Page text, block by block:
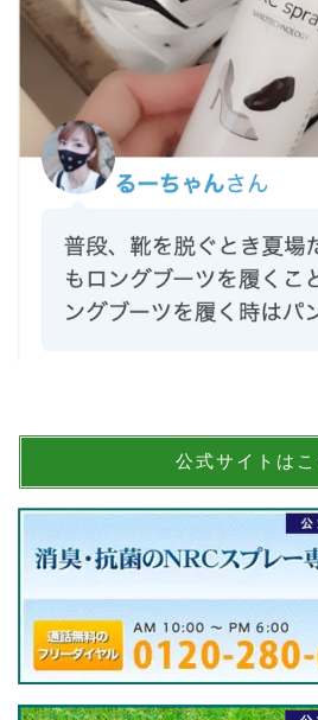
公式サイトはこ